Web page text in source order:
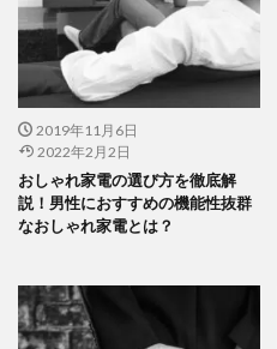
2019年11月6日
2022年2月2日
おしゃれ家電の選び方を徹底解
説！男性におすすめの機能性抜群
なおしゃれ家電とは？